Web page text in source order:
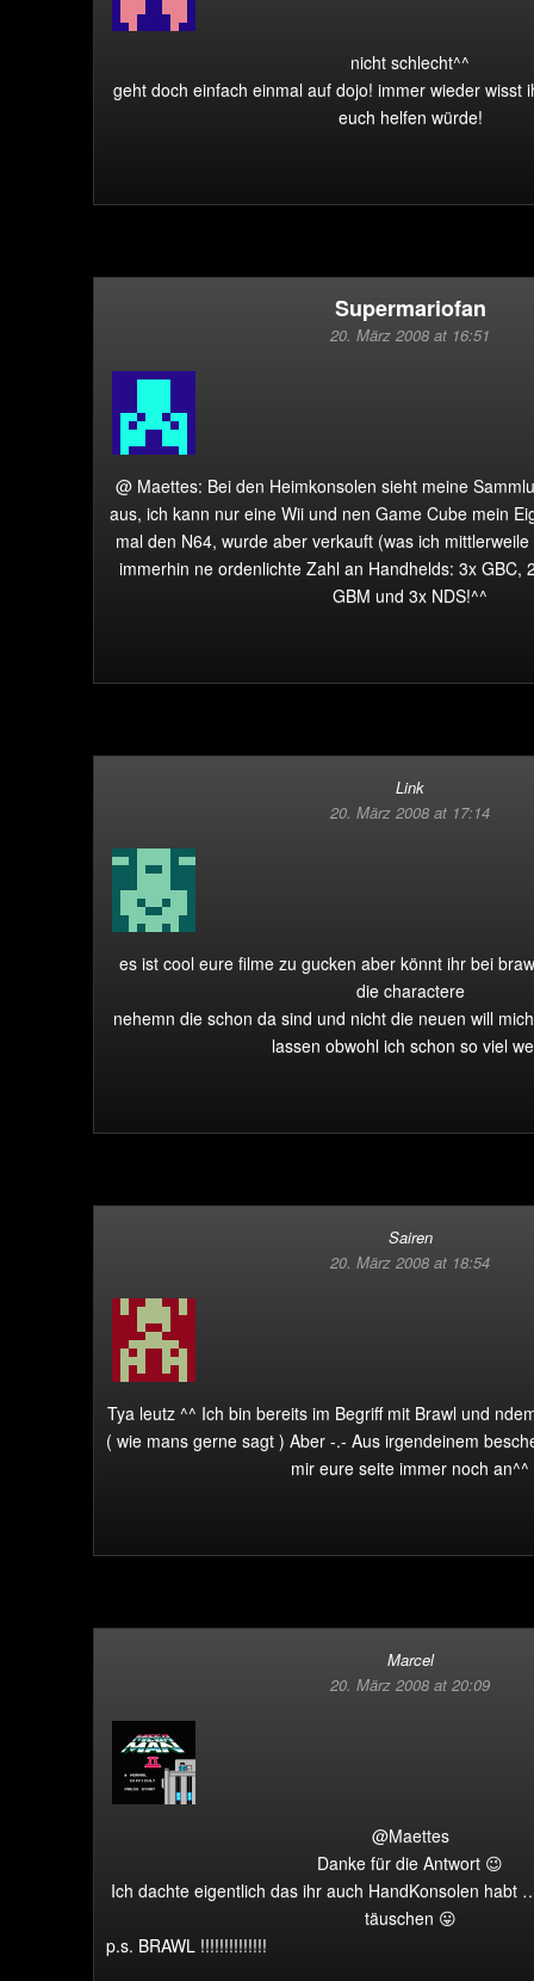
nicht schlecht^^
geht doch einfach einmal auf dojo! immer wieder wisst
euch helfen würde!
Supermariofan
20. März 2008 at 16:51
@ Maettes: Bei den Heimkonsolen sieht meine
aus, ich kann nur eine Wii und nen Game Cube mein
mal den N64, wurde aber verkauft (was ich
immerhin ne ordenlichte Zahl an Handhelds: 3x GBC,
GBM und 3x NDS!^^
Link
20. März 2008 at 17:14
es ist cool eure filme zu gucken aber könnt ihr bei
die charactere
nehemn die schon da sind und nicht die neuen will
lassen obwohl ich schon so viel
Sairen
20. März 2008 at 18:54
Tya leutz ^^ Ich bin bereits im Begriff mit Brawl und
( wie mans gerne sagt ) Aber -.- Aus irgendeinem
mir eure seite immer noch an^^
Marcel
20. März 2008 at 20:09
@Maettes
Danke für die Antwort 😉
Ich dachte eigentlich das ihr auch HandKonsolen habt
täuschen 😛
p.s. BRAWL !!!!!!!!!!!!!!